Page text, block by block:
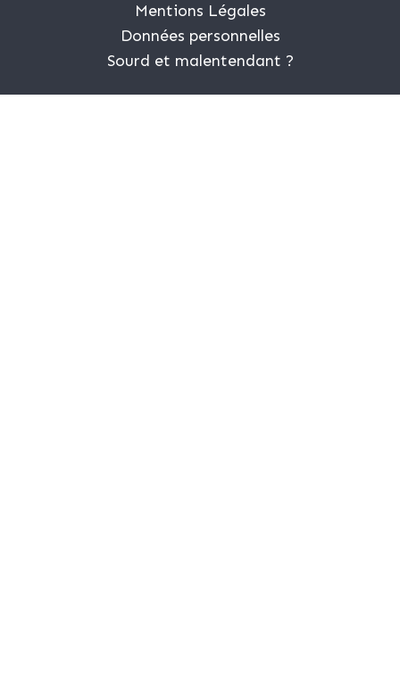
Mentions Légales
Données personnelles
Sourd et malentendant ?